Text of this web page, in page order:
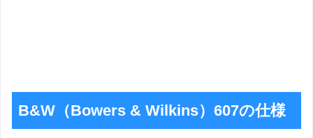
B&W（Bowers & Wilkins）607の仕様